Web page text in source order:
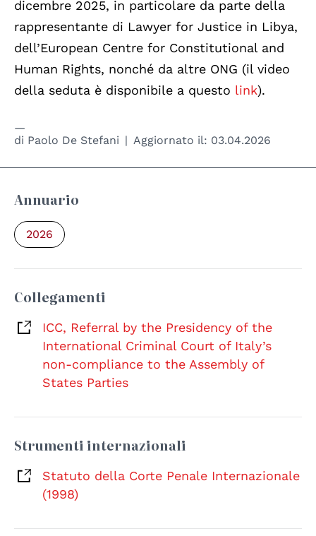
dicembre 2025, in particolare da parte della
rappresentante di Lawyer for Justice in Libya,
dell’European Centre for Constitutional and
Human Rights, nonché da altre ONG (il video
della seduta è disponibile a questo link).
di Paolo De Stefani Aggiornato il: 03.04.2026
Annuario
2026
Collegamenti
ICC, Referral by the Presidency of the
International Criminal Court of Italy’s
non-compliance to the Assembly of
States Parties
Strumenti internazionali
Statuto della Corte Penale Internazionale
(1998)